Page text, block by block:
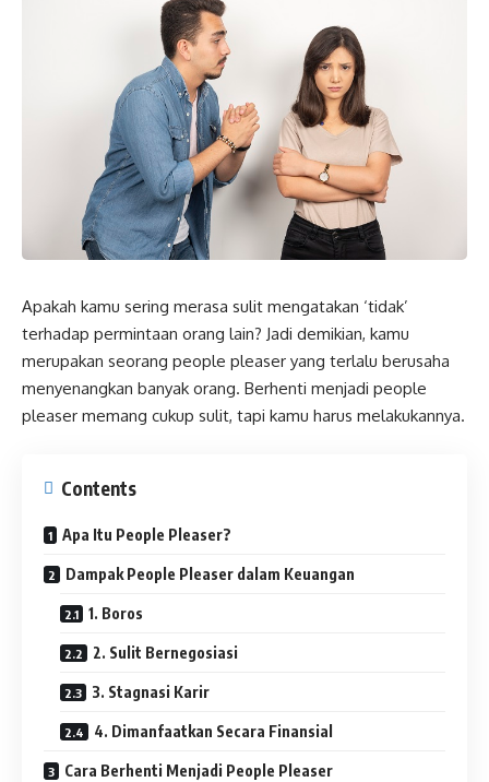
Apakah kamu sering merasa sulit mengatakan ‘tidak’
terhadap permintaan orang lain? Jadi demikian, kamu
merupakan seorang people pleaser yang terlalu berusaha
menyenangkan banyak orang. Berhenti menjadi people
pleaser memang cukup sulit, tapi kamu harus melakukannya.
Contents
Apa Itu People Pleaser?
Dampak People Pleaser dalam Keuangan
1. Boros
2. Sulit Bernegosiasi
3. Stagnasi Karir
4. Dimanfaatkan Secara Finansial
Cara Berhenti Menjadi People Pleaser